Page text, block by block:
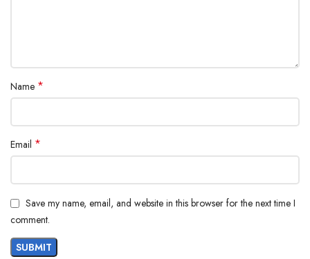
Name *
Email *
Save my name, email, and website in this browser for the next time I
comment.